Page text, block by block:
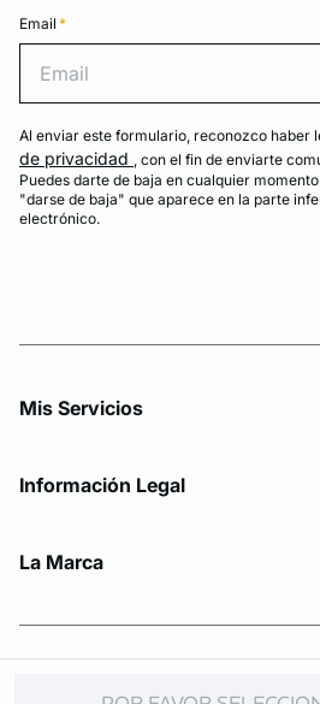
Email *
Al enviar este formulario, reconozco haber
de privacidad , con el fin de enviarte
Puedes darte de baja en cualquier
"darse de baja" que aparece en la parte
electrónico.
Mis Servicios
Información Legal
La Marca